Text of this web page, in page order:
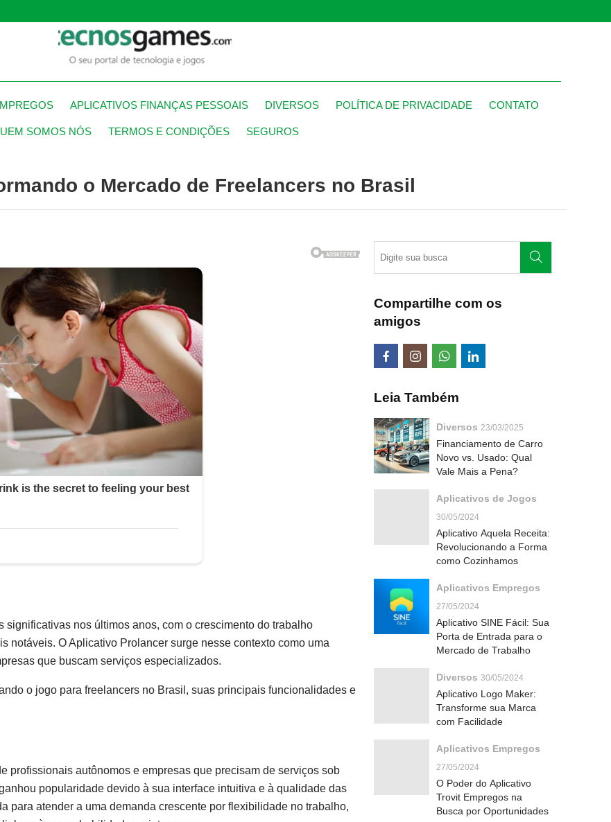
APLICATIVOS FINANÇAS PESSOAIS DIVERSOS POLÍTICA DE PRIVACIDADE CONTATO
SOMOS NÓS TERMOS E CONDIÇÕES SEGUROS
o Mercado de Freelancers no Brasil
nos últimos anos, com o crescimento do trabalho
notáveis. O Aplicativo Prolancer surge nesse contexto como uma
que buscam serviços especializados.
o jogo para freelancers no Brasil, suas principais funcionalidades e
profissionais autônomos e empresas que precisam de serviços sob
popularidade devido à sua interface intuitiva e à qualidade das
para atender a uma demanda crescente por flexibilidade no trabalho,
Compartilhe com os
amigos
Leia Também
Diversos 23/03/2025
Financiamento de Carro
Novo vs. Usado: Qual
Vale Mais a Pena?
Aplicativos de Jogos
30/05/2024
Aplicativo Aquela Receita:
Revolucionando a Forma
como Cozinhamos
Aplicativos Empregos
27/05/2024
Aplicativo SINE Fácil: Sua
Porta de Entrada para o
Mercado de Trabalho
Diversos 30/05/2024
Aplicativo Logo Maker:
Transforme sua Marca
com Facilidade
Aplicativos Empregos
27/05/2024
O Poder do Aplicativo
Trovit Empregos na
Busca por Oportunidades